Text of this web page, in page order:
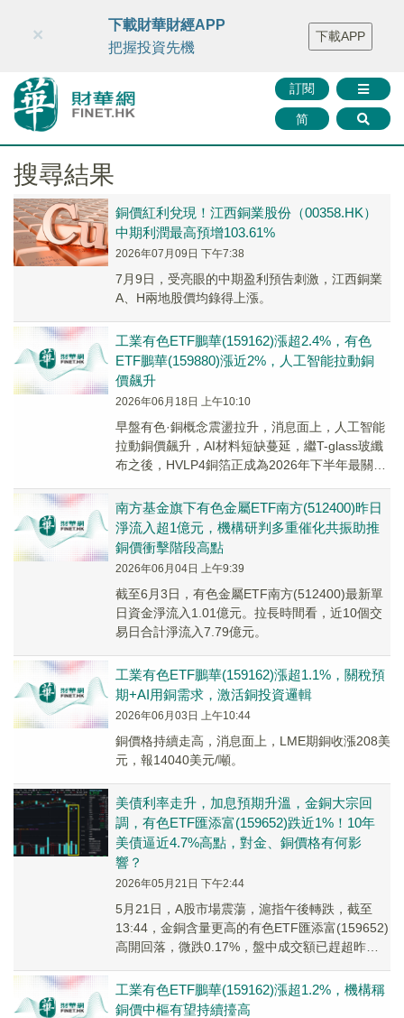
財華智庫網 FINTV FINMETA 財華證券 媒體矩陣
智庫沙龍
聯絡我們
訂閱
简
×
下載財華財經APP
把握投資先機
下載APP
搜尋結果
銅價紅利兌現！江西銅業股份（00358.HK）
中期利潤最高預增103.61%
2026年07月09日 下午7:38
7月9日，受亮眼的中期盈利預告刺激，江西銅業
A、H兩地股價均錄得上漲。
工業有色ETF鵬華(159162)漲超2.4%，有色
ETF鵬華(159880)漲近2%，人工智能拉動銅
價飆升
2026年06月18日 上午10:10
早盤有色·銅概念震盪拉升，消息面上，人工智能
拉動銅價飆升，AI材料短缺蔓延，繼T-glass玻纖
布之後，HVLP4銅箔正成為2026年下半年最關鍵
南方基金旗下有色金屬ETF南方(512400)昨日
淨流入超1億元，機構研判多重催化共振助推
銅價衝擊階段高點
2026年06月04日 上午9:39
截至6月3日，有色金屬ETF南方(512400)最新單
日資金淨流入1.01億元。拉長時間看，近10個交
易日合計淨流入7.79億元。
工業有色ETF鵬華(159162)漲超1.1%，關稅預
期+AI用銅需求，激活銅投資邏輯
2026年06月03日 上午10:44
銅價格持續走高，消息面上，LME期銅收漲208美
元，報14040美元/噸。
美債利率走升，加息預期升溫，金銅大宗回
調，有色ETF匯添富(159652)跌近1%！10年
美債逼近4.7%高點，對金、銅價格有何影
響？
2026年05月21日 下午2:44
5月21日，A股市場震蕩，滬指午後轉跌，截至
13:44，金銅含量更高的有色ETF匯添富(159652)
高開回落，微跌0.17%，盤中成交額已趕超昨日
工業有色ETF鵬華(159162)漲超1.2%，機構稱
銅價中樞有望持續擡高